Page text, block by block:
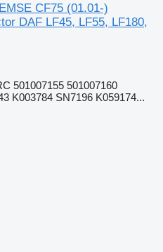
CF75 (01.01-)
DAF LF45, LF55, LF180,
501007155 501007160
K003784 SN7196 K059174...